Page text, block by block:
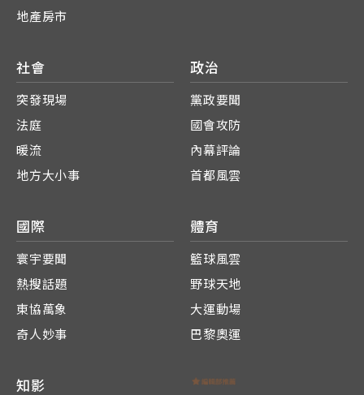
地產房市
社會
突發現場
法庭
暖流
地方大小事
政治
黨政要聞
國會攻防
內幕評論
首都風雲
國際
寰宇要聞
熱搜話題
東協萬象
奇人妙事
體育
籃球風雲
野球天地
大運動場
巴黎奧運
知影